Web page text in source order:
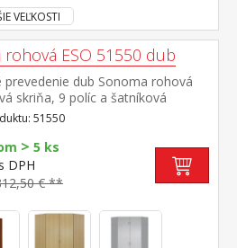
VEĽKOSTI
rohová ESO 51550 dub
prevedenie dub Sonoma rohová
skriňa, 9 políc a šatníková
doplniť o nadstavec 51555
51550
> 5 ks
s DPH
€ **